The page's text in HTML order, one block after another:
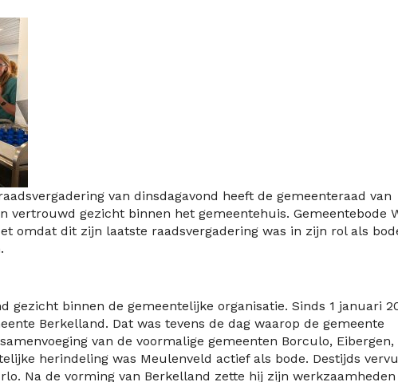
van dinsdagavond heeft de gemeenteraad van
vertrouwd gezicht binnen het gemeentehuis. Gemeentebode
omdat dit zijn laatste raadsvergadering was in zijn rol als
gezicht binnen de gemeentelijke organisatie. Sinds 1 januari
Berkelland. Dat was tevens de dag waarop de gemeente
van de voormalige gemeenten Borculo, Eibergen,
herindeling was Meulenveld actief als bode. Destijds
Na de vorming van Berkelland zette hij zijn werkzaamheden